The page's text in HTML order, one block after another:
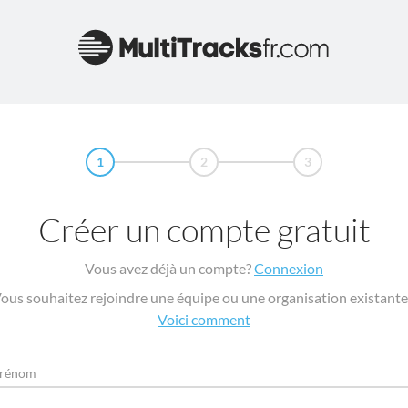
1 2 3
Créer un compte gratuit
Vous avez déjà un compte?Connexion
souhaitez rejoindre une équipe ou une organisation existante
Voici comment